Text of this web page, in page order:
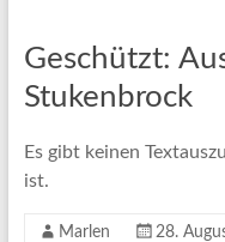
Geschützt:
Stukenbrock
Es gibt keinen
ist.
Marlen 28.